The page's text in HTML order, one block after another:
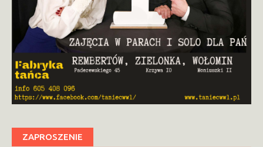
ZAPROSZENIE